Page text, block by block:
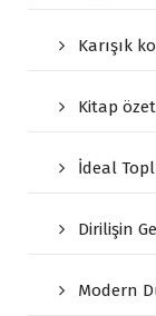
Karışık
Kitap
İdeal
Dirilişin
Modern